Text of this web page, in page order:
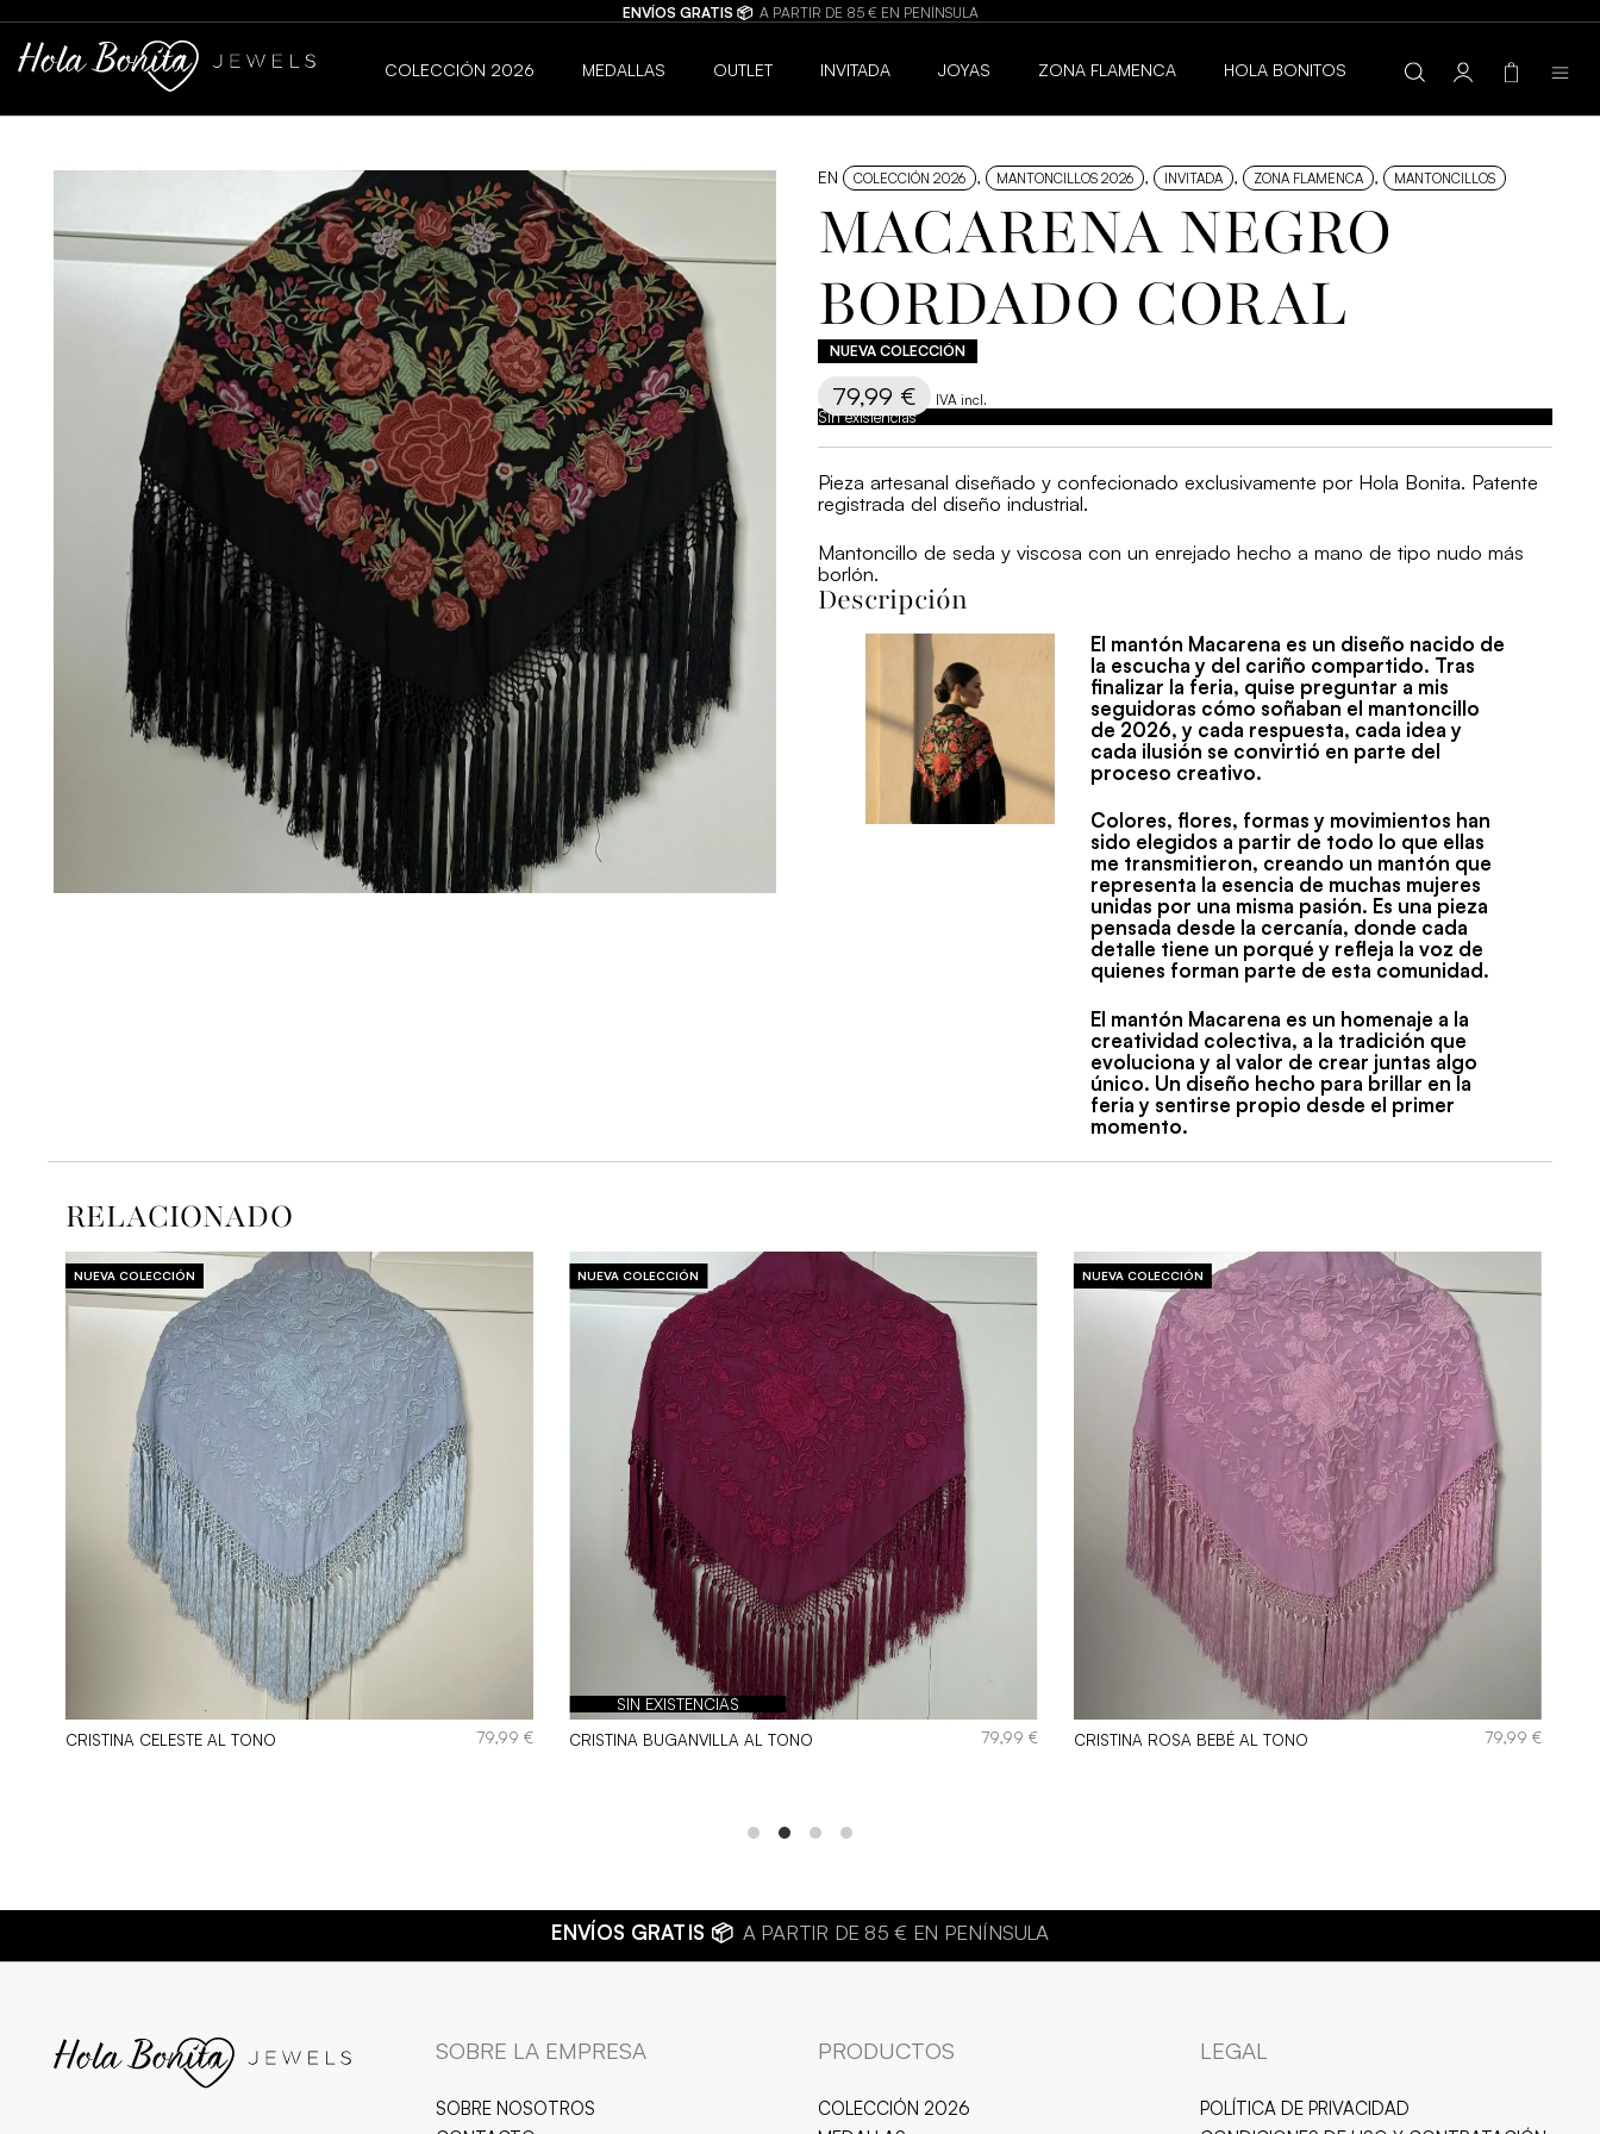
BISUTERÍA DE CALIDAD 💍JOYAS HIPOALERGÉNICAS Y RESISTENTES AL AGUA
COLECCIÓN 2026 MEDALLAS OUTLET INVITADA JOYAS ZONA FLAMENCA HOLA BONITOS
EN COLECCIÓN 2026 , MANTONCILLOS 2026 , INVITADA , ZONA FLAMENCA , MANTONCILLOS
MACARENA NEGRO
BORDADO CORAL
79,99 € IVA incl.
Sin existencias
Pieza artesanal diseñado y confecionado exclusivamente por Hola Bonita. Patente
registrada del diseño industrial.
Mantoncillo de seda y viscosa con un enrejado hecho a mano de tipo nudo más
borlón.
Descripción
El mantón Macarena es un diseño nacido de
la escucha y del cariño compartido. Tras
finalizar la feria, quise preguntar a mis
seguidoras cómo soñaban el mantoncillo
de 2026, y cada respuesta, cada idea y
cada ilusión se convirtió en parte del
proceso creativo.
Colores, flores, formas y movimientos han
sido elegidos a partir de todo lo que ellas
me transmitieron, creando un mantón que
representa la esencia de muchas mujeres
unidas por una misma pasión. Es una pieza
pensada desde la cercanía, donde cada
detalle tiene un porqué y refleja la voz de
quienes forman parte de esta comunidad.
El mantón Macarena es un homenaje a la
creatividad colectiva, a la tradición que
evoluciona y al valor de crear juntas algo
único. Un diseño hecho para brillar en la
feria y sentirse propio desde el primer
momento.
RELACIONADO
CRISTINA CELESTE AL TONO 79,99€
SIN EXISTENCIAS
CRISTINA BUGANVILLA AL TONO
79,99 € CRISTINA ROSA BEBÉ AL TONO 79,99€
BISUTERÍA DE CALIDAD 💍 JOYAS HIPOALERGÉNICAS Y RESISTENTES AL AGUA
SOBRE LA EMPRESA
SOBRE NOSOTROS
PRODUCTOS
COLECCIÓN 2026
LEGAL
POLÍTICA DE PRIVACIDAD